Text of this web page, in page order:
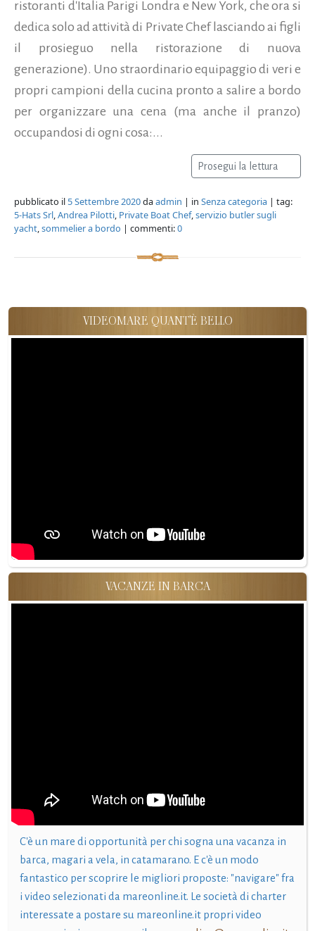
ristoranti d'Italia Parigi Londra e New York, che ora si
dedica solo ad attività di Private Chef lasciando ai figli
il prosieguo nella ristorazione di nuova
generazione). Uno straordinario equipaggio di veri e
propri campioni della cucina pronto a salire a bordo
per organizzare una cena (ma anche il pranzo)
occupandosi di ogni cosa:...
Prosegui la lettura
pubblicato il 5 Settembre 2020daadmin | in Senza categoria | tag:
5-Hats Srl,Andrea Pilotti, Private Boat Chef,servizio butler sugli
yacht,sommelier a bordo | commenti:0
VIDEOMARE QUANT'È BELLO
VACANZE IN BARCA
C'è un mare di opportunità per chi sogna una vacanza in
barca, magari a vela, in catamarano. E c'è un modo
fantastico per scoprire le migliori proposte: "navigare" fra
i video selezionati da mareonline.it. Le società di charter
interessate a postare su mareonline.it propri video